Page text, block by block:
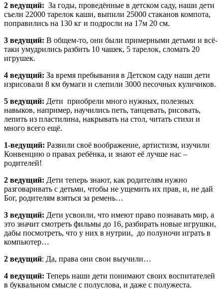
2 ведущий: За годы, проведённые в детском саду, наши дети
съели 22000 тарелок каши, выпили 25000 стаканов компота,
поправились на 130 кг и подросли на 17м 20 см.
3 ведущий: В общем-то, они были примерными детьми и всё-
таки умудрились разбить 10 чашек, 5 тарелок, сломать 20
игрушек.
4 ведущий: За время пребывания в Детском саду наши дети
изрисовали 8 км бумаги и слепили 3000 песочных куличиков.
5 ведущий: Дети приобрели много нужных, полезных
навыков, например, научились петь, танцевать, рисовать,
лепить из пластилина, накрывать на стол, читать стихи и
много всего ещё.
1-ведущий: Развили своё воображение, артистизм, изучили
Конвенцию о правах ребёнка, и знают её лучше нас –
родителей!
2 ведущий: Дети теперь знают, как родителям нужно
разговаривать с детьми, чтобы не ущемить их прав, и, не дай
Бог, родителям взяться за ремень…
3 ведущий: Дети усвоили, что имеют право познавать мир, а
это значит смотреть фильмы до 16, разбирать новые игрушки,
дабы посмотреть, что у них в нутрии, до полуночи играть в
компьютер…
2 ведущий: Да, права они свои выучили…
4 ведущий: Теперь наши дети понимают своих воспитателей
в буквальном смысле с полуслова, и даже с полужеста.